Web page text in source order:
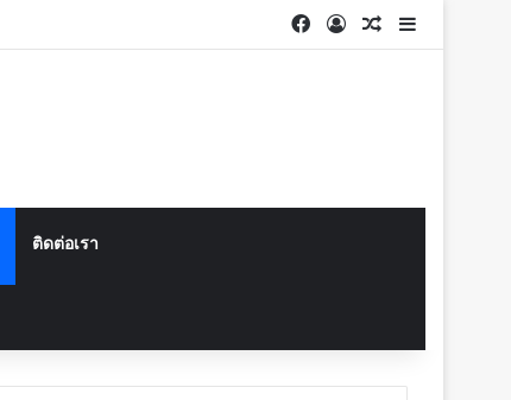
Facebook
Log InRandom
Sidebar
ติดต่อเรา